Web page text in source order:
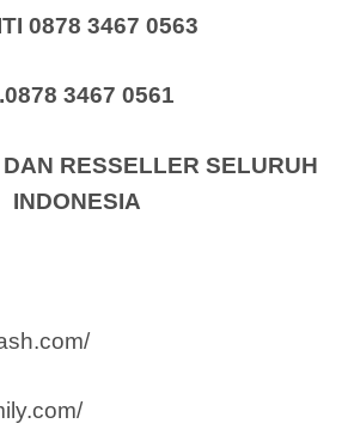
0878 3467 0563
3467 0561
RESSELLER SELURUH
INDONESIA